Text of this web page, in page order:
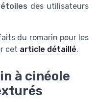
étoiles des utilisateurs
du romarin pour les
cet article détaillé.
à cinéole